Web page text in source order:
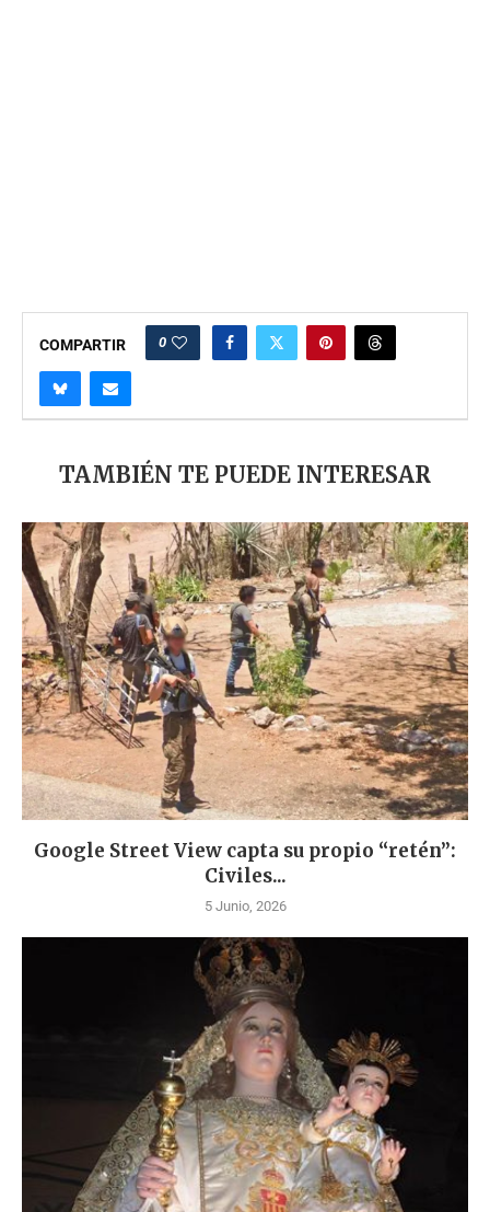
COMPARTIR 0
TAMBIÉN TE PUEDE INTERESAR
Google Street View capta su propio “retén”:
Civiles...
5 Junio, 2026